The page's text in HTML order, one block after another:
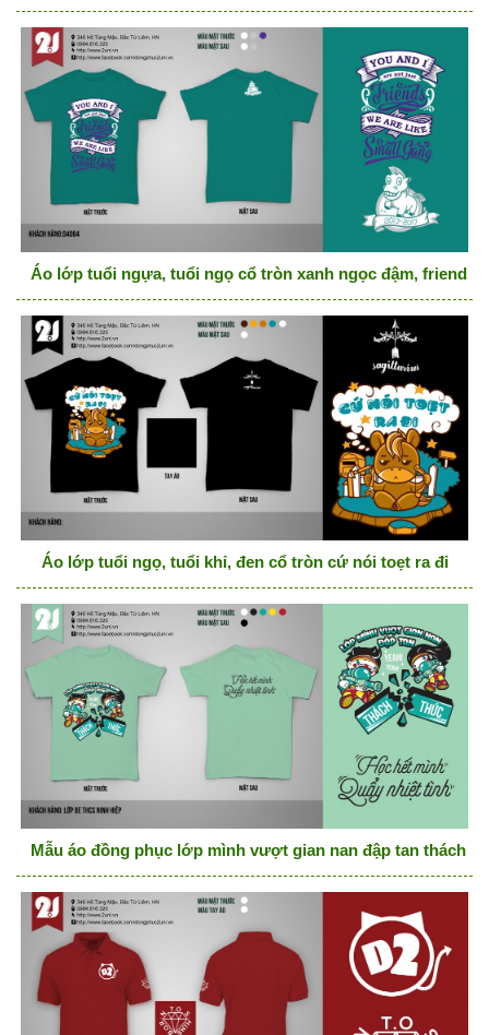
Áo lớp tuổi ngựa, tuổi ngọ cổ tròn xanh ngọc đậm, friends
Áo lớp tuổi ngọ, tuổi khỉ, đen cổ tròn cứ nói toẹt ra đi
Mẫu áo đồng phục lớp mình vượt gian nan đập tan thách